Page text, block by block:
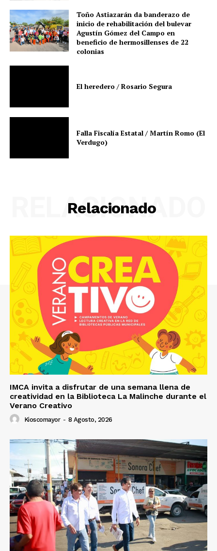
Toño Astiazarán da banderazo de
inicio de rehabilitación del bulevar
Agustín Gómez del Campo en
beneficio de hermosillenses de 22
colonias
El heredero / Rosario Segura
Falla Fiscalía Estatal / Martín Romo (El
Verdugo)
Relacionado
RELACIONADO
IMCA invita a disfrutar de una semana llena de
creatividad en la Biblioteca La Malinche durante el
Verano Creativo
Kioscomayor - 8 Agosto, 2026